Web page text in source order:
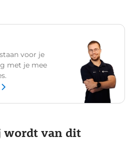
voor je
met je mee
wordt van dit